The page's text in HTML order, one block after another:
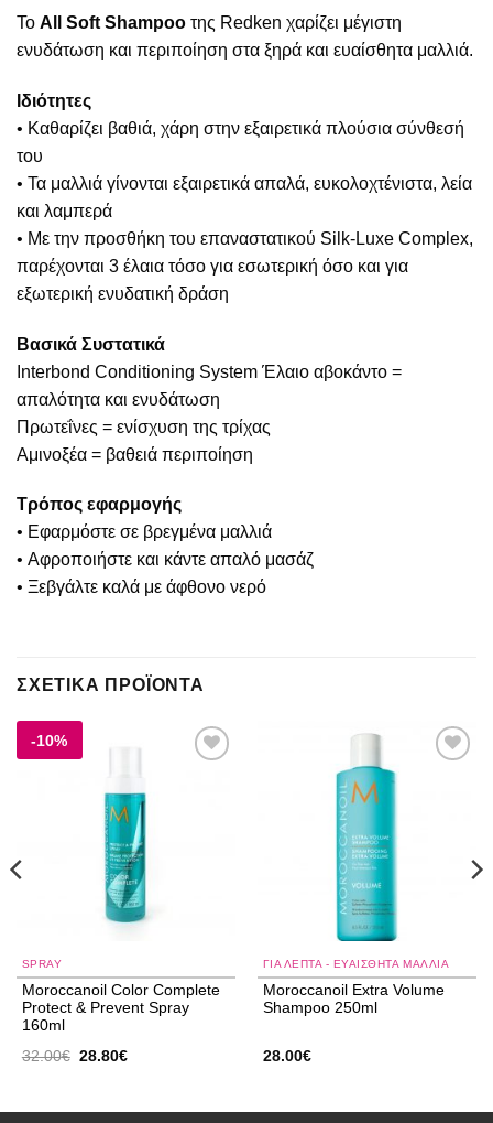
Το All Soft Shampoo της Redken χαρίζει μέγιστη
ενυδάτωση και περιποίηση στα ξηρά και ευαίσθητα μαλλιά.
Ιδιότητες
• Καθαρίζει βαθιά, χάρη στην εξαιρετικά πλούσια σύνθεσή
του
• Τα μαλλιά γίνονται εξαιρετικά απαλά, ευκολοχτένιστα, λεία
και λαμπερά
• Με την προσθήκη του επαναστατικού Silk-Luxe Complex,
παρέχονται 3 έλαια τόσο για εσωτερική όσο και για
εξωτερική ενυδατική δράση
Βασικά Συστατικά
Interbond Conditioning System Έλαιο αβοκάντο =
απαλότητα και ενυδάτωση
Πρωτεΐνες = ενίσχυση της τρίχας
Αμινοξέα = βαθειά περιποίηση
Τρόπος εφαρμογής
• Εφαρμόστε σε βρεγμένα μαλλιά
• Αφροποιήστε και κάντε απαλό μασάζ
• Ξεβγάλτε καλά με άφθονο νερό
ΣΧΕΤΙΚΆ ΠΡΟΪΌΝΤΑ
-10%
SPRAY
Moroccanoil Color Complete
Protect & Prevent Spray
160ml
32.00€ Original
28.80€Η
28.80€.
ΓΙΑ ΛΕΠΤΆ - ΕΥΑΊΣΘΗΤΑ ΜΑΛΛΙΆ
Moroccanoil Extra Volume
Shampoo 250ml
28.00€